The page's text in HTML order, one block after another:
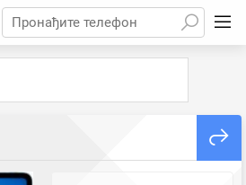
Пронађите телефон